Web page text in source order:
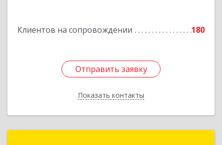
Клиентов на сопровождении 180
Отправить заявку
Показать контакты
Отправить заявку
Назад